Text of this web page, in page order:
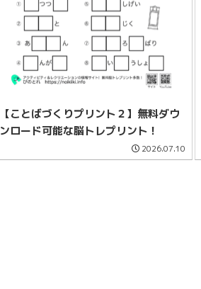
【ことばづくりプリント２】無料ダウ
ンロード可能な脳トレプリント！
2026.07.10